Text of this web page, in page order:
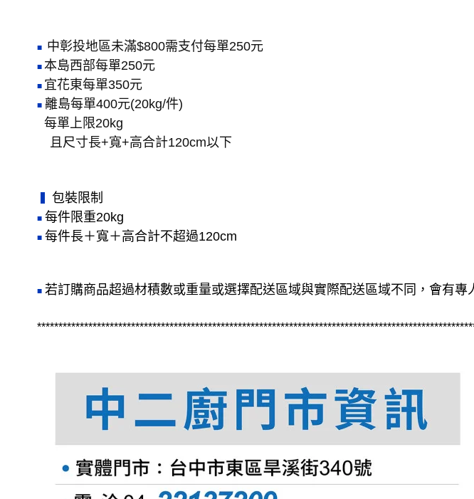
■ 中彰投地區未滿$800需支付每單250元
■ 本島西部每單250元
■ 宜花東每單350元
■ 離島每單400元(20kg/件)
每單上限20kg
且尺寸長+寬+高合計120cm以下
包裝限制
■ 每件限重20kg
■ 每件長＋寬＋高合計不超過120cm
■ 若訂購商品超過材積數或重量或選擇配送區域與實際配送區域不同，會有專